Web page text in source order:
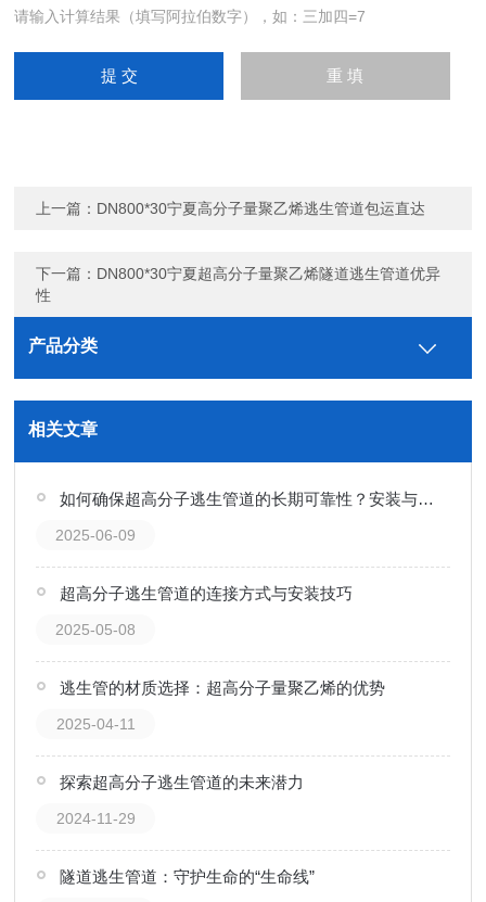
请输入计算结果（填写阿拉伯数字），如：三加四=7
上一篇： DN800*30宁夏高分子量聚乙烯逃生管道包运直达
下一篇： DN800*30宁夏超高分子量聚乙烯隧道逃生管道优异
性
产品分类
相关文章
如何确保超高分子逃生管道的长期可靠性？安装与维护关键点
2025-06-09
超高分子逃生管道的连接方式与安装技巧
2025-05-08
逃生管的材质选择：超高分子量聚乙烯的优势
2025-04-11
探索超高分子逃生管道的未来潜力
2024-11-29
隧道逃生管道：守护生命的“生命线”